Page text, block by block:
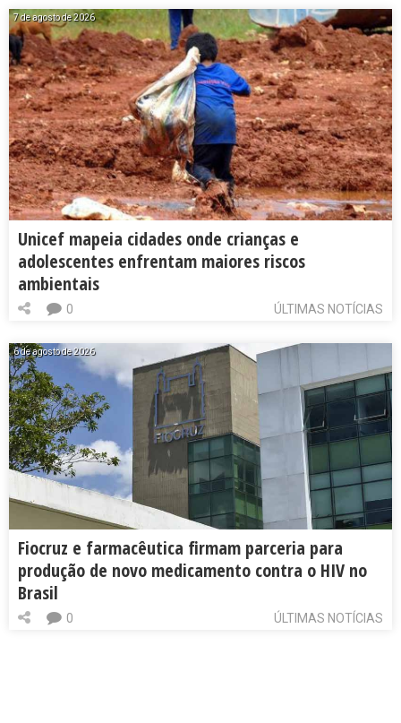
7 de agosto de 2026
Unicef mapeia cidades onde crianças e
adolescentes enfrentam maiores riscos
ambientais
ÚLTIMAS NOTÍCIAS
0
6 de agosto de 2026
Fiocruz e farmacêutica firmam parceria para
produção de novo medicamento contra o HIV no
Brasil
ÚLTIMAS NOTÍCIAS
0